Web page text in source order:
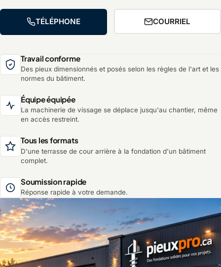
TÉLÉPHONE COURRIEL
Travail conforme
Des pieux dimensionnés et posés selon les règles de l'art et les
normes du bâtiment.
Équipe équipée
La machinerie de vissage se déplace jusqu'au chantier, même
en accès restreint.
Tous les formats
D'une terrasse de cour arrière à la fondation d'un bâtiment
complet.
Soumission rapide
Réponse rapide à votre demande.